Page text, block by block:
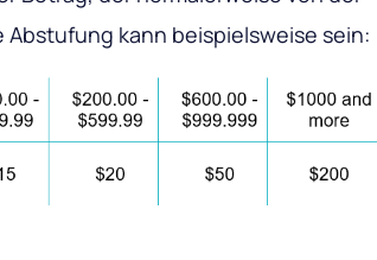
Abstufung kann beispielsweise sein: